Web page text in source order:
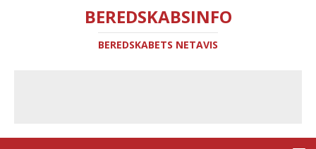
BEREDSKABSINFO
BEREDSKABETS NETAVIS